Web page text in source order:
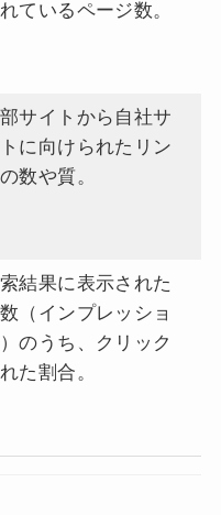
ているページ数。
サイトから自社サ
に向けられたリン
数や質。
結果に表示された
（インプレッショ
のうち、クリック
た割合。